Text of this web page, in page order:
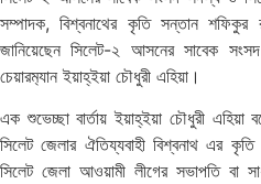
সম্পাদক, বিশ্বনাথের কৃতি সন্তান
জানিয়েছেন সিলেট-২ আসনের সাবেক
চেয়ারম‌্যান ইয়াহ্ইয়া চৌধুরী এহিয়া।
এক শুভেচ্ছা বার্তায় ইয়াহ্ইয়া চৌধুরী এহিয়া
সিলেট জেলার ঐতিয্যবাহী বিশ্বনাথ এর
সিলেট জেলা আওয়ামী লীগের সভাপতি বা